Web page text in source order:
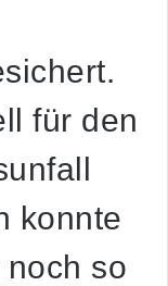
für den
konnte
so